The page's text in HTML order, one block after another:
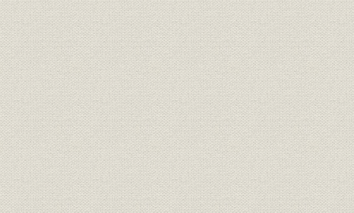
財務・業績
第56期貸借対照表(新旧勘定合併
時の決算)
昭和23年